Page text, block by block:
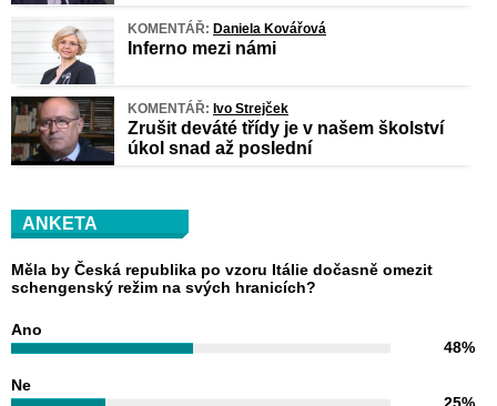
KOMENTÁŘ: Daniela Kovářová
Inferno mezi námi
KOMENTÁŘ: Ivo Strejček
Zrušit deváté třídy je v našem školství
úkol snad až poslední
ANKETA
Měla by Česká republika po vzoru Itálie dočasně omezit
schengenský režim na svých hranicích?
Ano
48%
Ne